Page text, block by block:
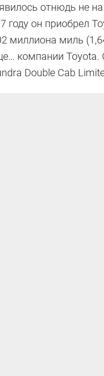
отнюдь не
он приобрел
миллиона миль
компании
Double Cab